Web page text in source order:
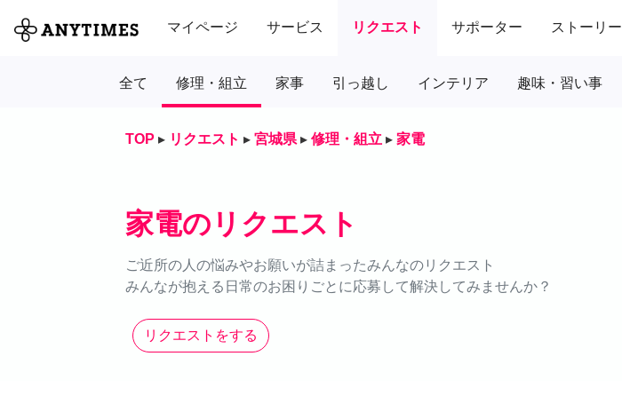
マイページ サービス リクエスト サポーター ストーリー
全て 修理・組立 家事 引っ越し インテリア 趣味・習い事
TOP ▸ リクエスト ▸ 宮城県 ▸ 修理・組立 ▸ 家電
家電のリクエスト
ご近所の人の悩みやお願いが詰まったみんなのリクエスト
みんなが抱える日常のお困りごとに応募して解決してみませんか？
リクエストをする